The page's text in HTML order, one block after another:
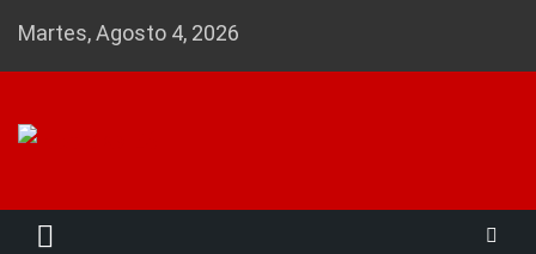
Martes, Agosto 4, 2026